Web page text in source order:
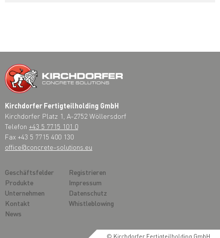
Kirchdorfer Fertigteilholding GmbH
Kirchdorfer Platz 1, A-2752 Wöllersdorf
Telefon +43 5 7715 101 0
Fax +43 5 7715 400 130
office@concrete-solutions.eu
Geschäftsfelder
Produkte
Unternehmen
Kontakt
News
Registrieren
Impressum
Datenschutz
Whistleblowing
© Kirchdorfer Fertigteilholding GmbH